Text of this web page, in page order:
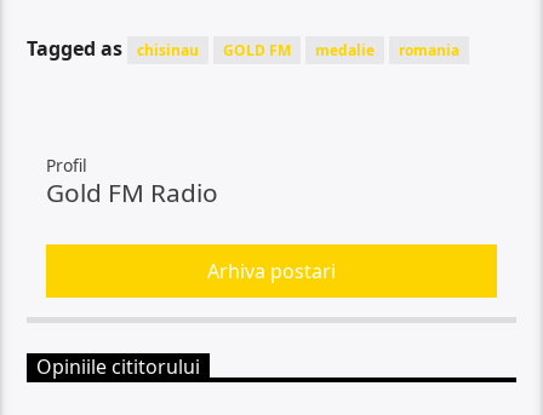
Tagged as chisinau GOLD FM medalie romania
Profil
Gold FM Radio
Arhiva postari
Opiniile cititorului